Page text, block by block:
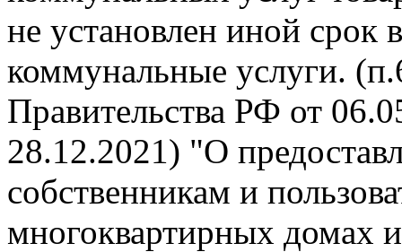
не установлен иной срок
коммунальные услуги.
Правительства РФ от
28.12.2021) "О
собственникам и
многоквартирных